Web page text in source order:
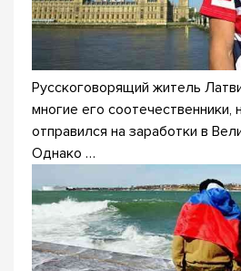
Русскоговорящий житель
многие его соотечественники,
отправился на заработки в
Однако …